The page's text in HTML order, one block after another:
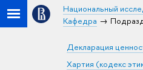
Национальный
Кафедра
Декларация
Хартия (кодекс